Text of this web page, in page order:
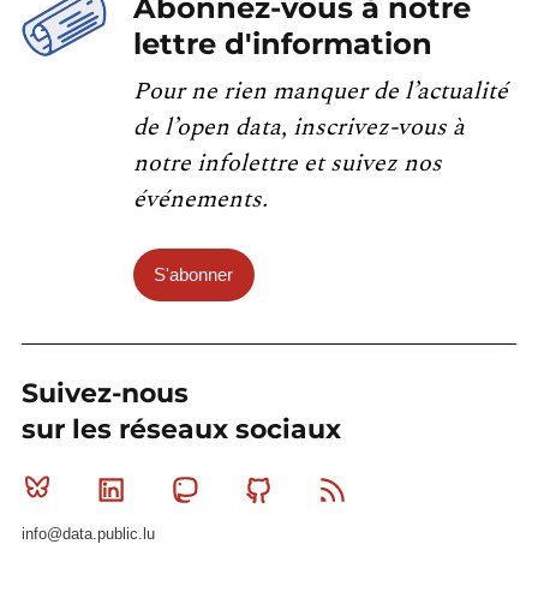
Abonnez-vous à notre
lettre d'information
Pour ne rien manquer de l’actualité
de l’open data, inscrivez-vous à
notre infolettre et suivez nos
événements.
S'abonner
Suivez-nous
sur les réseaux sociaux
Bluesky Linkedin MastodonGithub
info@data.public.lu